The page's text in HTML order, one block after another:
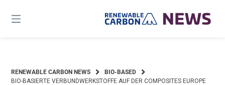
content
RENEWABLE CARBON NEWS
BIO-BASED
BIO-BASIERTE VERBUNDWERKSTOFFE AUF DER COMPOSITES EUROPE